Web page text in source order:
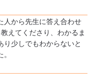
人から先生に答え合わせ
えてくださり、わかるま
少しでもわからないと